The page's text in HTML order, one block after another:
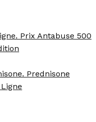
Prix Antabuse 500
Prednisone